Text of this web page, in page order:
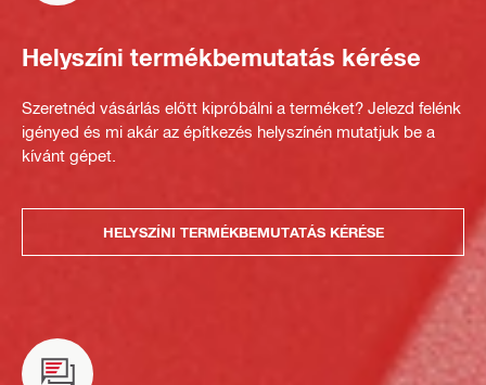
Helyszíni termékbemutatás kérése
Szeretnéd vásárlás előtt kipróbálni a terméket? Jelezd felénk
igényed és mi akár az építkezés helyszínén mutatjuk be a
kívánt gépet.
HELYSZÍNI TERMÉKBEMUTATÁS KÉRÉSE